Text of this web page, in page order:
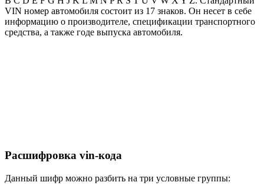
VIN номер автомобиля состоит из 17 знаков. Он несет в себе
информацию о производителе, спецификации транспортного
средства, а также годе выпуска автомобиля.
Расшифровка vin-кода
Данный шифр можно разбить на три условные группы: